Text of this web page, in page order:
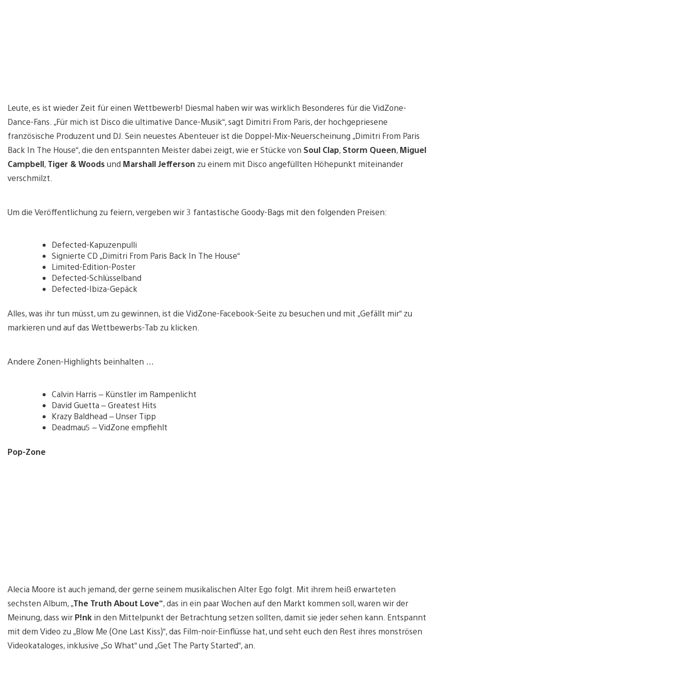
Leute, es ist wieder Zeit für einen Wettbewerb! Diesmal haben wir was wirklich Besonderes für die VidZone-
Dance-Fans. „Für mich ist Disco die ultimative Dance-Musik“, sagt Dimitri From Paris, der hochgepriesene
französische Produzent und DJ. Sein neuestes Abenteuer ist die Doppel-Mix-Neuerscheinung „Dimitri From Paris
Back In The House“, die den entspannten Meister dabei zeigt, wie er Stücke von Soul Clap, Storm Queen, Miguel
Campbell, Tiger & Woodsund Marshall Jefferson zu einem mit Disco angefüllten Höhepunkt miteinander
verschmilzt.
Um die Veröffentlichung zu feiern, vergeben wir 3 fantastische Goody-Bags mit den folgenden Preisen:
Defected-Kapuzenpulli
Signierte CD „Dimitri From Paris Back In The House“
Limited-Edition-Poster
Defected-Schlüsselband
Defected-Ibiza-Gepäck
Alles, was ihr tun müsst, um zu gewinnen, ist die VidZone-Facebook-Seite zu besuchen und mit „Gefällt mir“ zu
markieren und auf das Wettbewerbs-Tab zu klicken.
Andere Zonen-Highlights beinhalten …
Calvin Harris – Künstler im Rampenlicht
David Guetta – Greatest Hits
Krazy Baldhead – Unser Tipp
Deadmau5 – VidZone empfiehlt
Pop-Zone
Alecia Moore ist auch jemand, der gerne seinem musikalischen Alter Ego folgt. Mit ihrem heiß erwarteten
sechsten Album, „The Truth About Love“, das in ein paar Wochen auf den Markt kommen soll, waren wir der
Meinung, dass wir P!nk in den Mittelpunkt der Betrachtung setzen sollten, damit sie jeder sehen kann. Entspannt
mit dem Video zu „Blow Me (One Last Kiss)“, das Film-noir-Einflüsse hat, und seht euch den Rest ihres monströsen
Videokataloges, inklusive „So What“ und „Get The Party Started“, an.